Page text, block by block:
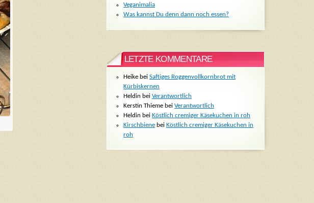
Veganimalia
Was kannst Du denn dann noch essen?
LETZTE KOMMENTARE
Heike beiSaftiges Roggenvollkornbrot mit
Kürbiskernen
Heldin beiVerantwortlich
Kerstin Thieme beiVerantwortlich
Heldin beiKöstlich cremiger Käsekuchen in roh
Kirschbiene beiKöstlich cremiger Käsekuchen in
roh